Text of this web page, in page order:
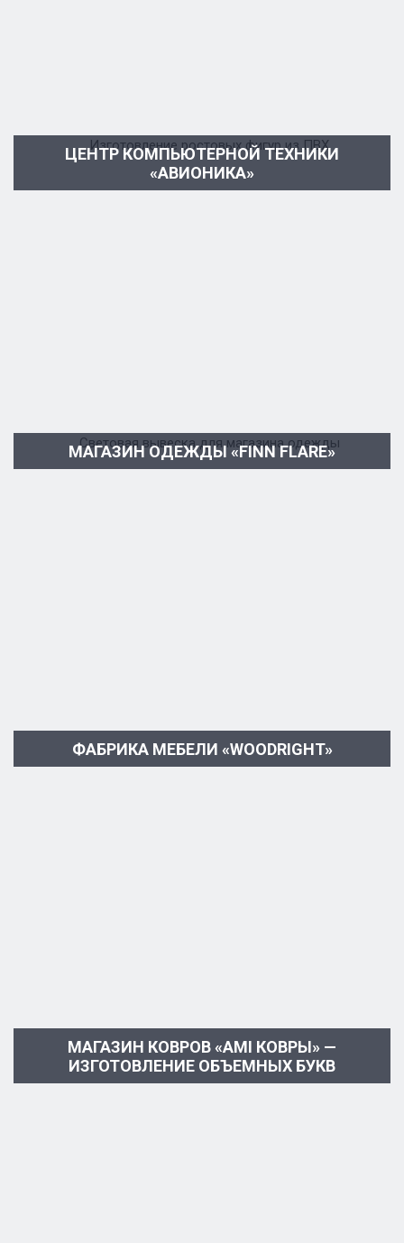
ЦЕНТР КОМПЬЮТЕРНОЙ ТЕХНИКИ
«АВИОНИКА»
МАГАЗИН ОДЕЖДЫ «FINN FLARE»
ФАБРИКА МЕБЕЛИ «WOODRIGHT»
МАГАЗИН КОВРОВ «АМI КОВРЫ» —
ИЗГОТОВЛЕНИЕ ОБЪЕМНЫХ БУКВ